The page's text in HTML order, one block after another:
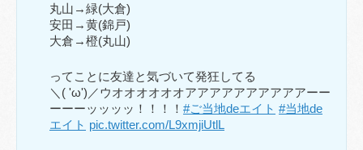
丸山→緑(大倉)
安田→黄(錦戸)
大倉→橙(丸山)
ってことに友達と気づいて発狂してる
＼( 'ω')／ウオオオオオオアアアアアアアアアアーー
ーーーッッッッ！！！！ #ご当地deエイト #当地de
エイト pic.twitter.com/L9xmjiUtlL